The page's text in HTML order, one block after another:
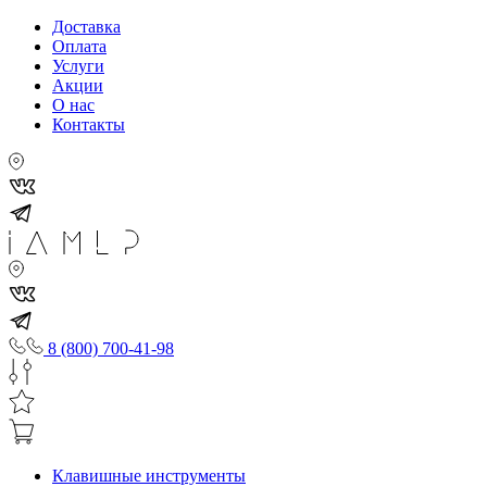
Доставка
Оплата
Услуги
Акции
О нас
Контакты
8 (800) 700-41-98
Клавишные инструменты